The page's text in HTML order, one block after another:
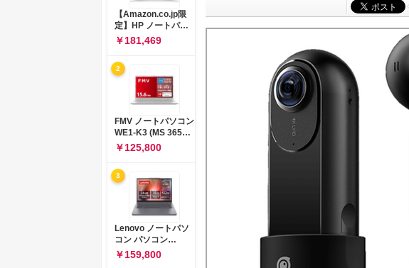
【Amazon.co.jp限
定】HP ノートパソ
コン 15-fd 15.6イン
チ インテル Core 5
120U メモリ16GB
SSD512GB
Windows 11
Microsoft Office
2024搭載 WPS
Office搭載 カメラシ
ャッター 指紋認証 薄
型 Copilotキー搭載
ナチュラルシルバー
￥181,469
2
FMV ノートパソコン
WE1-K3 (MS 365
Personal/Copilotキ
ー搭載/Win 11/15.6
型/Core
i5/16GB/SSD
512GB/ホワイト)
FMVWK3E15W_AZ
￥125,800
3
Lenovo ノートパソ
コン パソコン
IdeaPad Slim 3 14.0
インチ AMD
￥159,800